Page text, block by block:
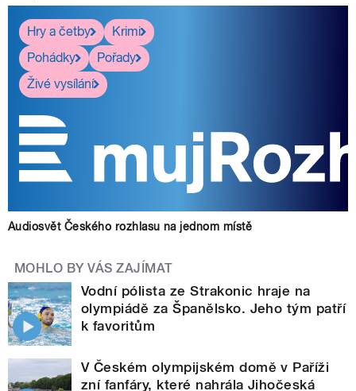
Hry a četby
Krimi
Pohádky
Pořady
Živé vysílání
Audiosvět Českého rozhlasu na jednom místě
MOHLO BY VÁS ZAJÍMAT
Vodní pólista ze Strakonic hraje na
olympiádě za Španělsko. Jeho tým patří
k favoritům
V Českém olympijském domě v Paříži
zní fanfáry, které nahrála Jihočeská